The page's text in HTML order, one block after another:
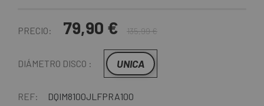
PRECIO: 79,90 € 135,99 €
DIÁMETRO DISCO : UNICA
REF: DQIM8100JLFPRA100